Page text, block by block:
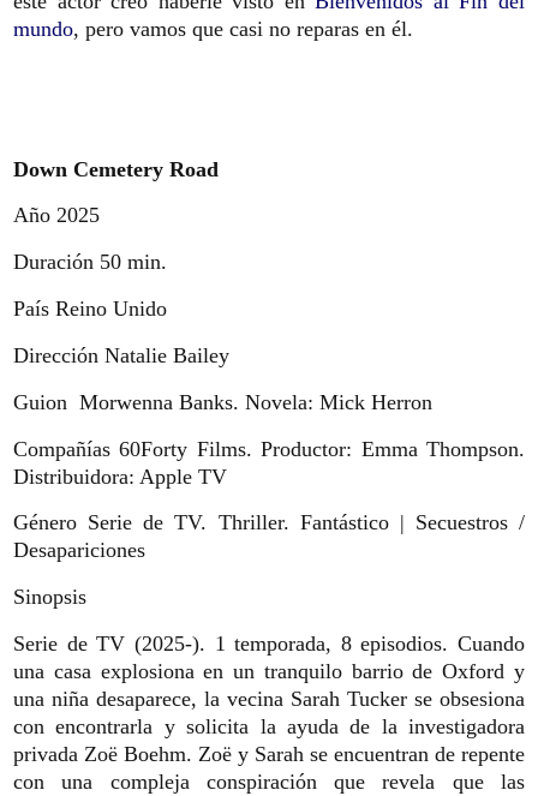
mundo, pero vamos que casi no reparas en él.
Down Cemetery Road
Año 2025
Duración 50 min.
País Reino Unido
Dirección Natalie Bailey
Guion Morwenna Banks. Novela: Mick Herron
Compañías 60Forty Films. Productor: Emma Thompson.
Distribuidora: Apple TV
Género Serie de TV. Thriller. Fantástico | Secuestros /
Desapariciones
Sinopsis
Serie de TV (2025-). 1 temporada, 8 episodios. Cuando
una casa explosiona en un tranquilo barrio de Oxford y
una niña desaparece, la vecina Sarah Tucker se obsesiona
con encontrarla y solicita la ayuda de la investigadora
privada Zoë Boehm. Zoë y Sarah se encuentran de repente
con una compleja conspiración que revela que las